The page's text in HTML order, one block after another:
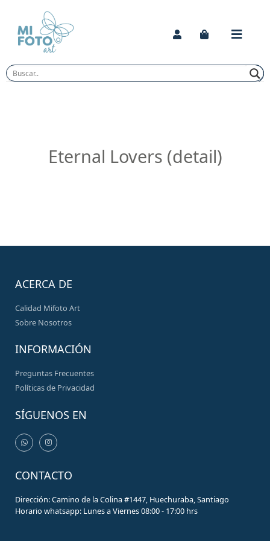
content
Eternal Lovers (detail)
ACERCA DE
Calidad Mifoto Art
Sobre Nosotros
INFORMACIÓN
Preguntas Frecuentes
Políticas de Privacidad
SÍGUENOS EN
CONTACTO
Dirección: Camino de la Colina #1447, Huechuraba, Santiago
Horario whatsapp: Lunes a Viernes 08:00 - 17:00 hrs